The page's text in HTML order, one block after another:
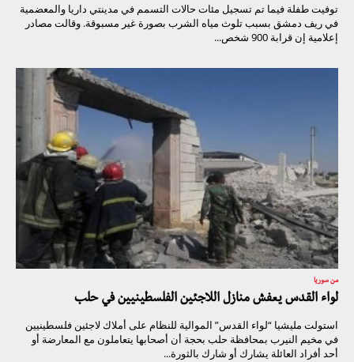
توفيت طفلة فيما تم تسجيل مئات حالات التسمم في مدينتي داريا والمعضمية
في ريف دمشق بسبب تلوث مياه الشرب بصورة غير مسبوقة. وقالت مصادر
إعلامية إن قرابة 900 شخص...
من سوريا
لواء القدس يعفش منازل اللاجئين الفلسطينيين في حلب
استولت مليشيا “لواء القدس” الموالية للنظام على أملاك لاجئين فلسطينيين
في مخيم النيرب بمحافظة حلب بحجة أن أصحابها يتعاملون مع المعارضة أو
أحد أفراد العائلة يشارك أو شارك بالثورة...